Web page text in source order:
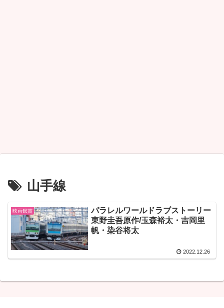
山手線
映画鑑賞
パラレルワールドラブストーリー
東野圭吾原作/玉森裕太・吉岡里
帆・染谷将太
2022.12.26